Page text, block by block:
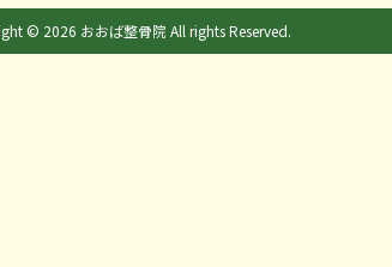
© 2026 おおば整骨院 All rights Reserved.